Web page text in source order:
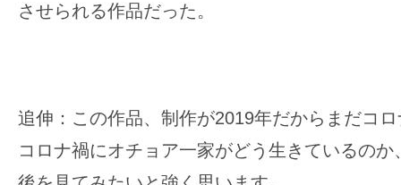
させられる作品だった。
追伸：この作品、制作が2019年だからまだコ
コロナ禍にオチョア一家がどう生きているの